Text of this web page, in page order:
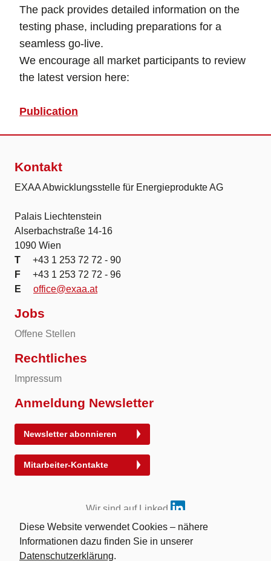
The pack provides detailed information on the
testing phase, including preparations for a
seamless go-live.
We encourage all market participants to review
the latest version here:
Publication
Kontakt
EXAA Abwicklungsstelle für Energieprodukte AG
Palais Liechtenstein
Alserbachstraße 14-16
1090 Wien
T
+43 1 253 72 72 - 90
F
+43 1 253 72 72 - 96
E
office@exaa.at
Jobs
Offene Stellen
Rechtliches
Impressum
Anmeldung Newsletter
Newsletter abonnieren
Mitarbeiter-Kontakte
Wir sind auf Linked
Diese Website verwendet Cookies – nähere
Informationen dazu finden Sie in unserer
Datenschutzerklärung.